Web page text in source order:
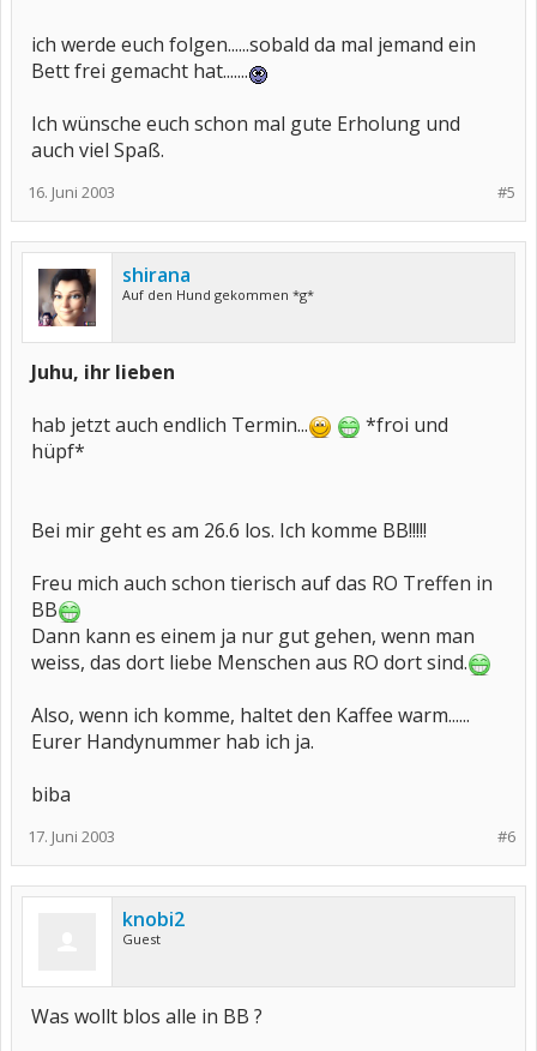
ich werde euch folgen......sobald da mal jemand ein
Bett frei gemacht hat.......
Ich wünsche euch schon mal gute Erholung und
auch viel Spaß.
#5
16. Juni 2003
shirana
Auf den Hund gekommen *g*
Juhu, ihr lieben
hab jetzt auch endlich Termin...
*froi und
hüpf*
Bei mir geht es am 26.6 los. Ich komme BB!!!!!
Freu mich auch schon tierisch auf das RO Treffen in
BB
Dann kann es einem ja nur gut gehen, wenn man
weiss, das dort liebe Menschen aus RO dort sind.
Also, wenn ich komme, haltet den Kaffee warm......
Eurer Handynummer hab ich ja.
biba
#6
17. Juni 2003
knobi2
Guest
Was wollt blos alle in BB ?